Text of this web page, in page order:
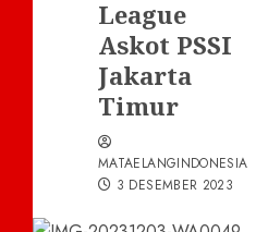
League
Askot PSSI
Jakarta
Timur
MATAELANGINDONESIA
3 DESEMBER 2023